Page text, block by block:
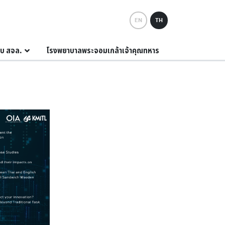
EN TH
สจล. โรงพยาบาลพระจอมเกล้าเจ้าคุณทหาร